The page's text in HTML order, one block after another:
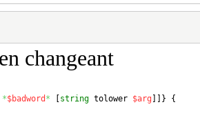
changeant
*$badword * [string tolower $arg ] ] } {